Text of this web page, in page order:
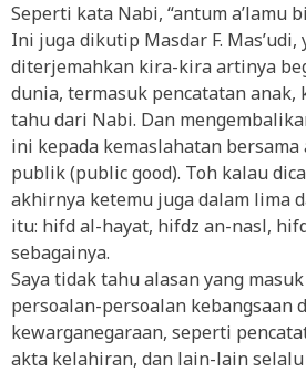
Seperti kata Nabi, “antum a’lamu
Ini juga dikutip Masdar F. Mas’udi,
diterjemahkan kira-kira artinya
dunia, termasuk pencatatan
tahu dari Nabi. Dan
ini kepada kemaslahatan
publik (public good). Toh kalau
akhirnya ketemu juga dalam lima
itu: hifd al-hayat, hifdz an-nasl,
sebagainya.
Saya tidak tahu alasan yang
persoalan-persoalan kebangsaan
kewarganegaraan, seperti
akta kelahiran, dan lain-lain